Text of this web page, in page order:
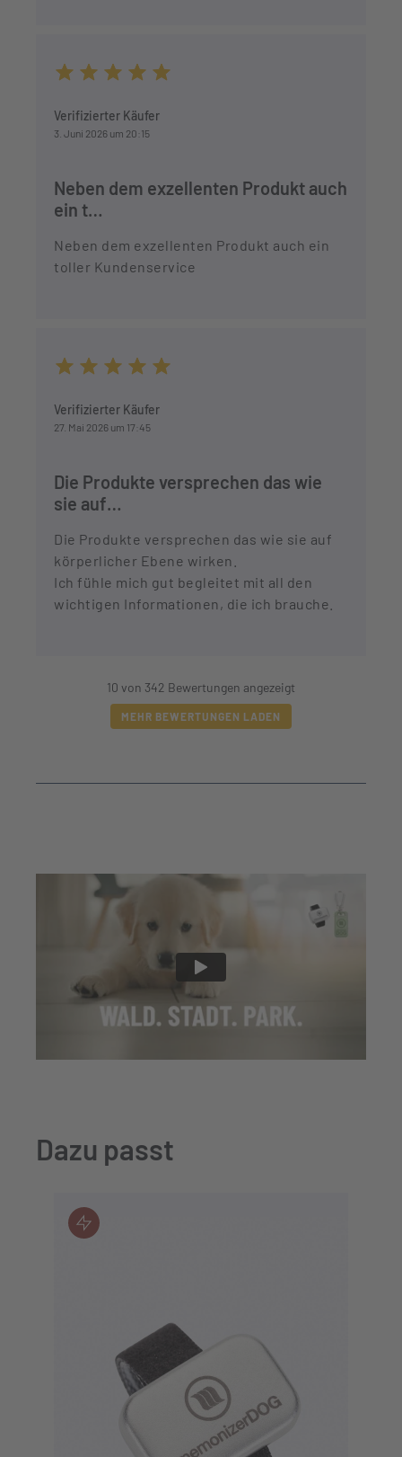
Verifizierter Käufer
3. Juni 2026 um 20:15
Neben dem exzellenten Produkt auch
ein t…
Neben dem exzellenten Produkt auch ein
toller Kundenservice
Verifizierter Käufer
27. Mai 2026 um 17:45
Die Produkte versprechen das wie
sie auf…
Die Produkte versprechen das wie sie auf
körperlicher Ebene wirken.
Ich fühle mich gut begleitet mit all den
wichtigen Informationen, die ich brauche.
10 von 342 Bewertungen angezeigt
MEHR BEWERTUNGEN LADEN
Dazu passt
JETZT KAUFEN